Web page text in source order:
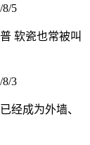
8/5
软瓷也常被叫
8/3
经成为外墙、